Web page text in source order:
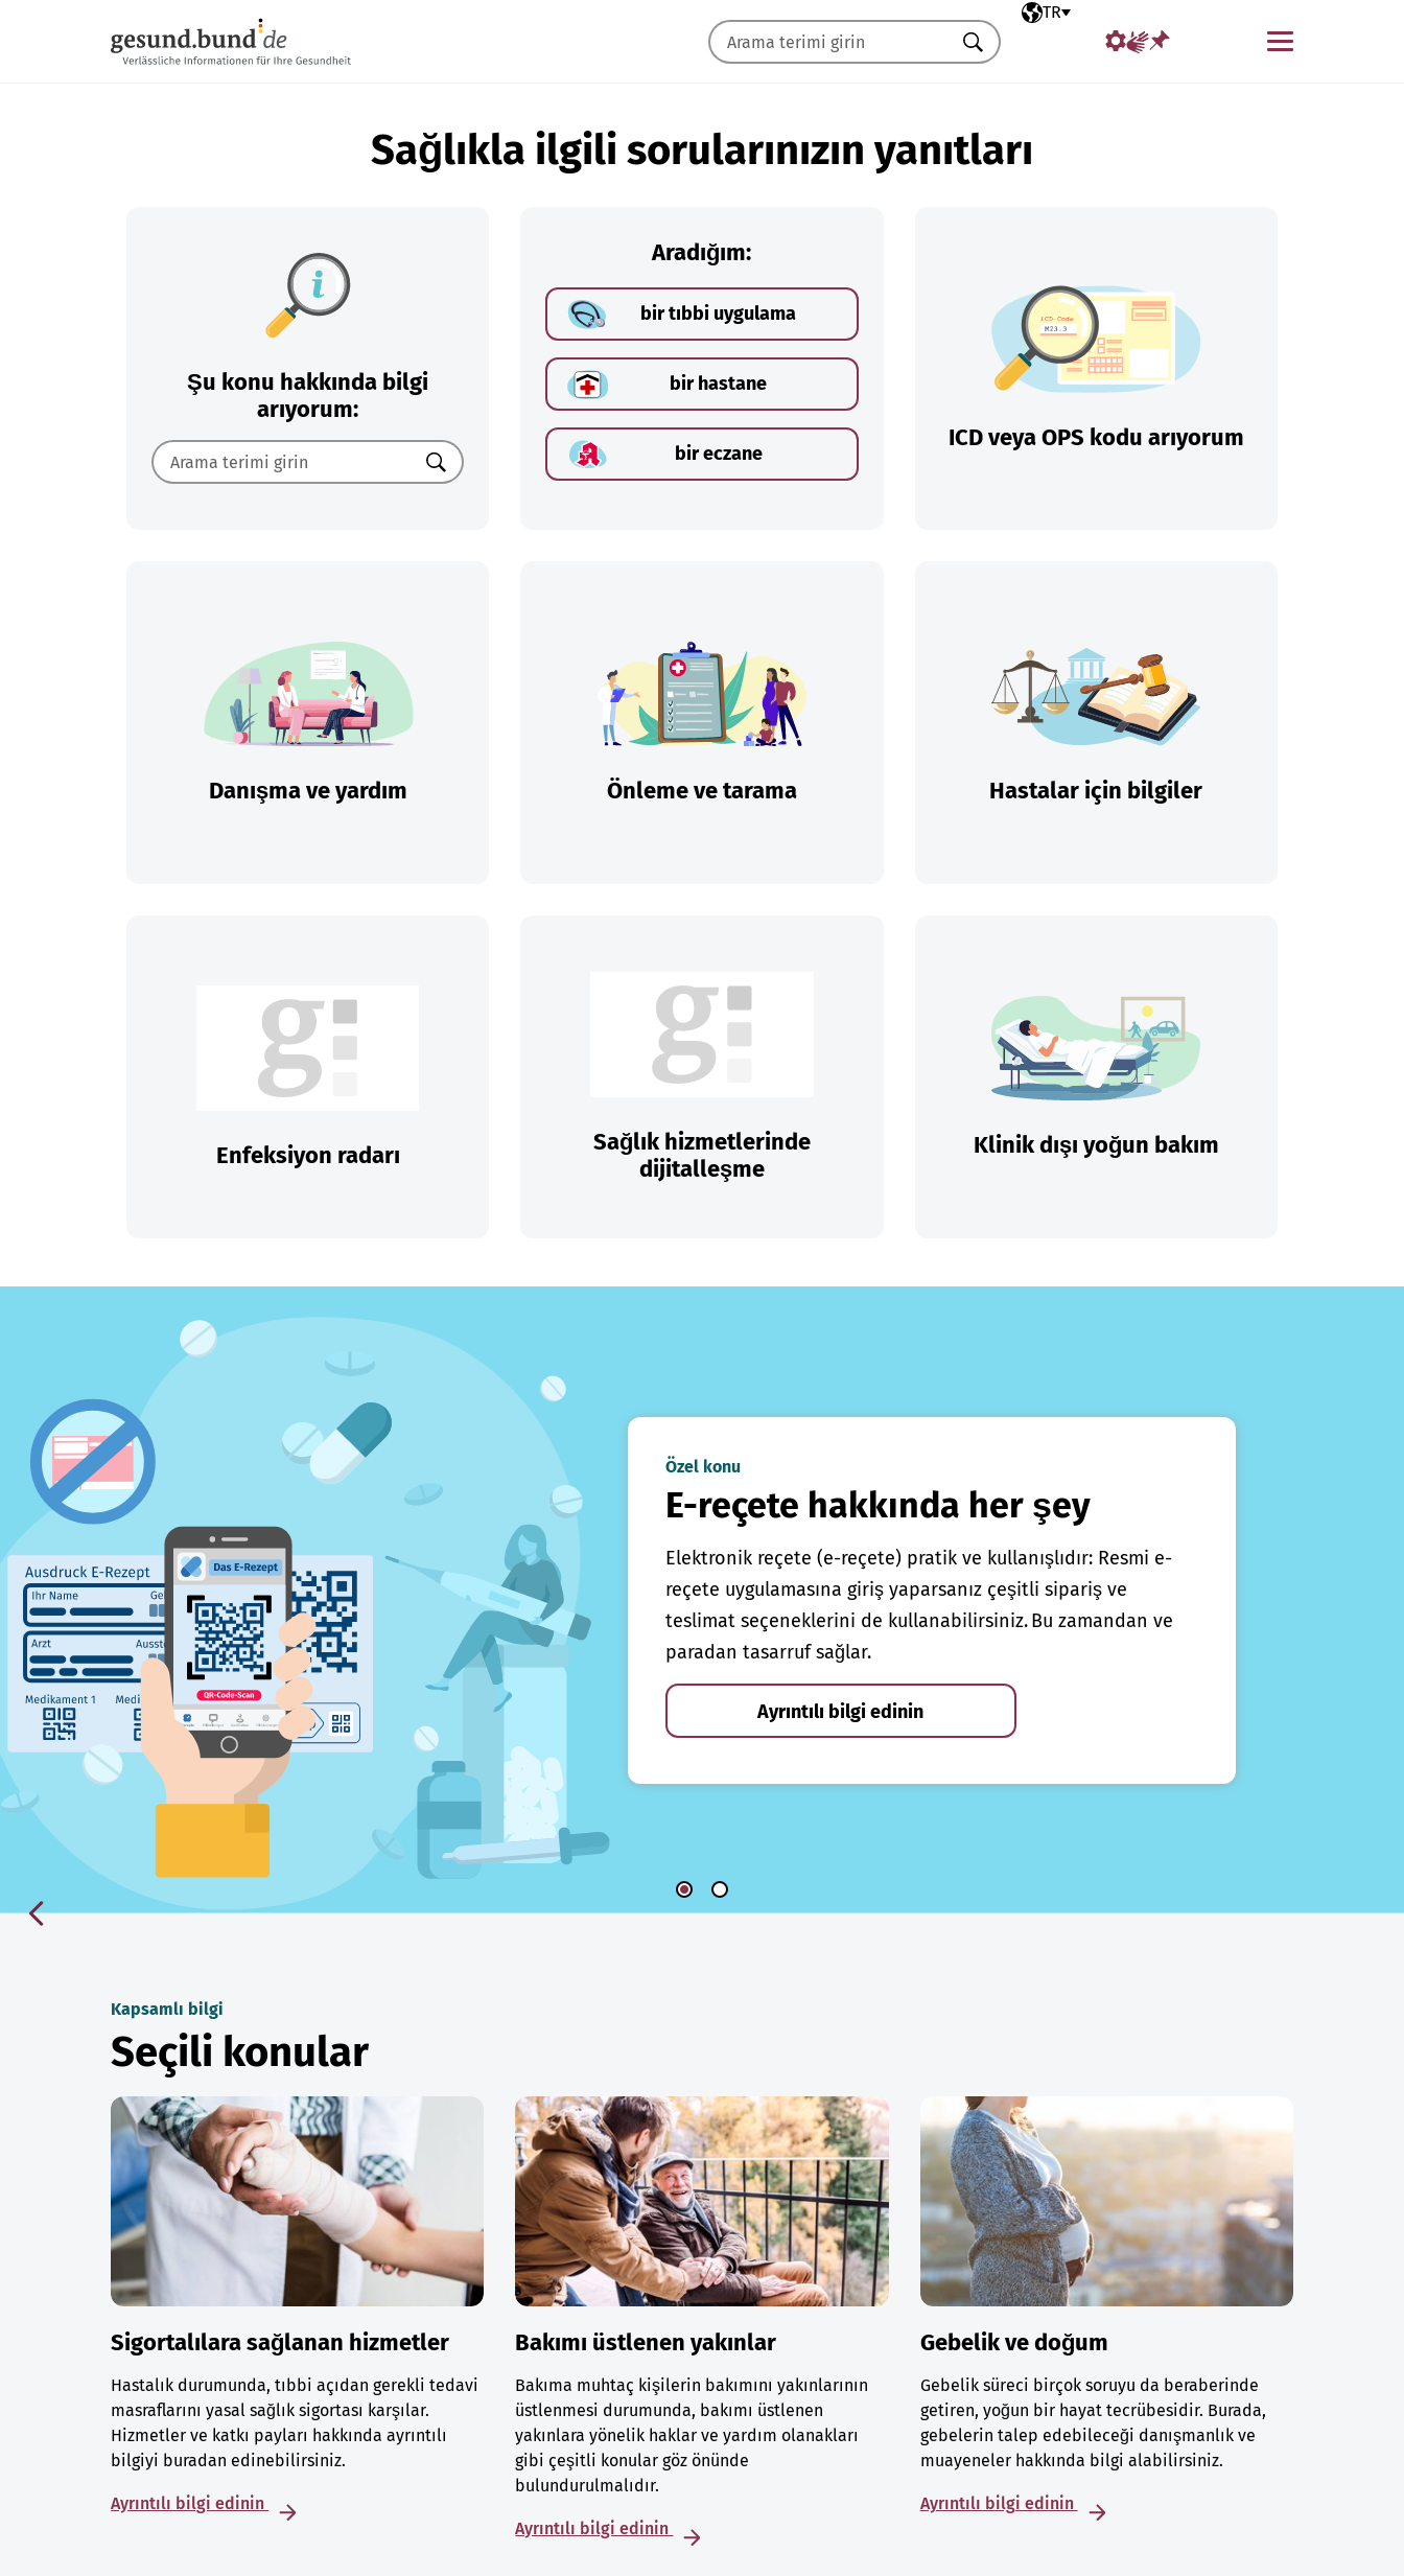
Seçili dil
TR
Menü
Ara
Sağlıkla ilgili sorularınızın yanıtları
Şu konu hakkında bilgi
arıyorum:
Ara
Aradığım:
bir tıbbi uygulama
bir hastane
bir eczane
ICD veya OPS kodu arıyorum
Danışma ve yardım Önleme ve tarama Hastalar için bilgiler
Enfeksiyon radarı
Sağlık hizmetlerinde
dijitalleşme
Klinik dışı yoğun bakım
Özel konu
E-reçete hakkında her şey
Elektronik reçete (e-reçete) pratik ve kullanışlıdır: Resmi e-
reçete uygulamasına giriş yaparsanız çeşitli sipariş ve
teslimat seçeneklerini de kullanabilirsiniz. Bu zamandan ve
paradan tasarruf sağlar.
Ayrıntılı bilgi edinin
Kapsamlı bilgi
Seçili konular
Sigortalılara sağlanan hizmetler
Hastalık durumunda, tıbbi açıdan gerekli tedavi
masraflarını yasal sağlık sigortası karşılar.
Hizmetler ve katkı payları hakkında ayrıntılı
bilgiyi buradan edinebilirsiniz.
Ayrıntılı bilgi edinin
Bakımı üstlenen yakınlar
Bakıma muhtaç kişilerin bakımını yakınlarının
üstlenmesi durumunda, bakımı üstlenen
yakınlara yönelik haklar ve yardım olanakları
gibi çeşitli konular göz önünde
bulundurulmalıdır.
Ayrıntılı bilgi edinin
Gebelik ve doğum
Gebelik süreci birçok soruyu da beraberinde
getiren, yoğun bir hayat tecrübesidir. Burada,
gebelerin talep edebileceği danışmanlık ve
muayeneler hakkında bilgi alabilirsiniz.
Ayrıntılı bilgi edinin